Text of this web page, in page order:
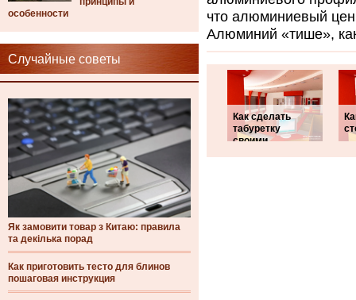
особенности
Случайные советы
Як замовити товар з Китаю: правила
та декілька порад
Как приготовить тесто для блинов
пошаговая инструкция
что алюминиевый
Алюминий «тише»,
Как сделать
табуретку
своими